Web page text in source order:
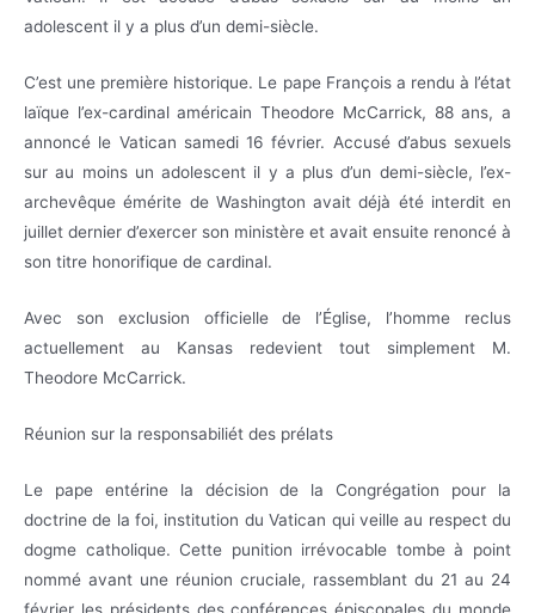
adolescent il y a plus d’un demi-siècle.
C’est une première historique. Le pape François a rendu à l’état
laïque l’ex-cardinal américain Theodore McCarrick, 88 ans, a
annoncé le Vatican samedi 16 février. Accusé d’abus sexuels
sur au moins un adolescent il y a plus d’un demi-siècle, l’ex-
archevêque émérite de Washington avait déjà été interdit en
juillet dernier d’exercer son ministère et avait ensuite renoncé à
son titre honorifique de cardinal.
Avec son exclusion officielle de l’Église, l’homme reclus
actuellement au Kansas redevient tout simplement M.
Theodore McCarrick.
Réunion sur la responsabiliét des prélats
Le pape entérine la décision de la Congrégation pour la
doctrine de la foi, institution du Vatican qui veille au respect du
dogme catholique. Cette punition irrévocable tombe à point
nommé avant une réunion cruciale, rassemblant du 21 au 24
février les présidents des conférences épiscopales du monde